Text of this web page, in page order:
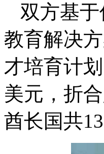
双方基
教育解决
才培育计
美元，折
酋长国共